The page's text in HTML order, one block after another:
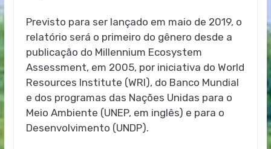
Previsto para ser lançado em maio de 2019, o
relatório será o primeiro do gênero desde a
publicação do Millennium Ecosystem
Assessment, em 2005, por iniciativa do World
Resources Institute (WRI), do Banco Mundial
e dos programas das Nações Unidas para o
Meio Ambiente (UNEP, em inglês) e para o
Desenvolvimento (UNDP).